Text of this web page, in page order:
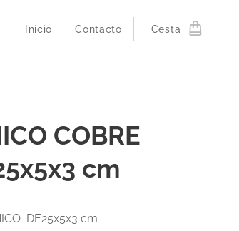
Inicio Contacto Cesta
COBRE
cm
DE25x5x3 cm